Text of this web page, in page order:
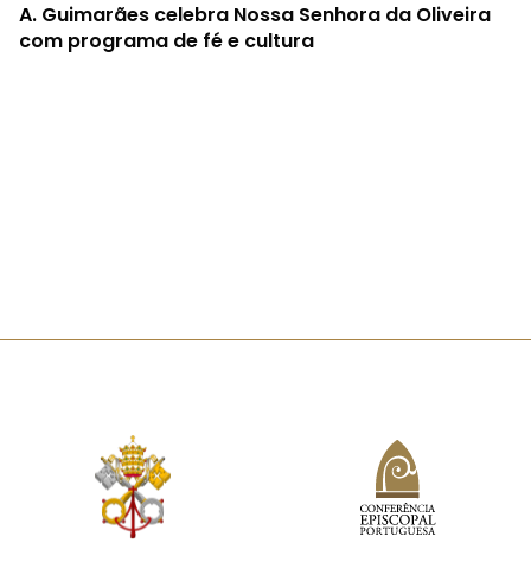
A. Guimarães celebra Nossa Senhora da Oliveira
com programa de fé e cultura